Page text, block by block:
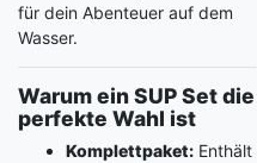
für dein Abenteuer auf dem
Wasser.
Warum ein SUP Set die
perfekte Wahl ist
Komplettpaket: Enthält